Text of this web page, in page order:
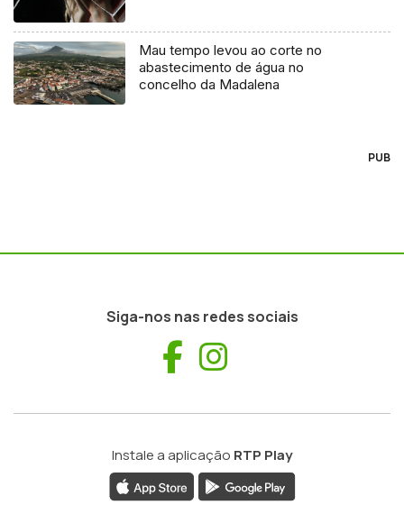
Mau tempo levou ao corte no
abastecimento de água no
concelho da Madalena
PUB
Siga-nos nas redes sociais
Facebook
Instale a aplicação RTP Play